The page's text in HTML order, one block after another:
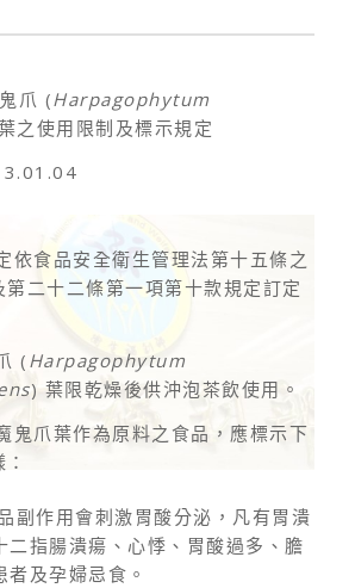
爪 (Harpagophytum
之使用限制及標示規定
依食品安全衛生管理法第十五條之
第二十二條第一項第十款規定訂定
( Harpagophytum
) 葉限乾燥後供沖泡茶飲使用。
鬼爪葉作為原料之食品，應標示下
副作用會刺激胃酸分泌，凡有胃潰
二指腸潰瘍、心悸、胃酸過多、膽
者及孕婦忌食。